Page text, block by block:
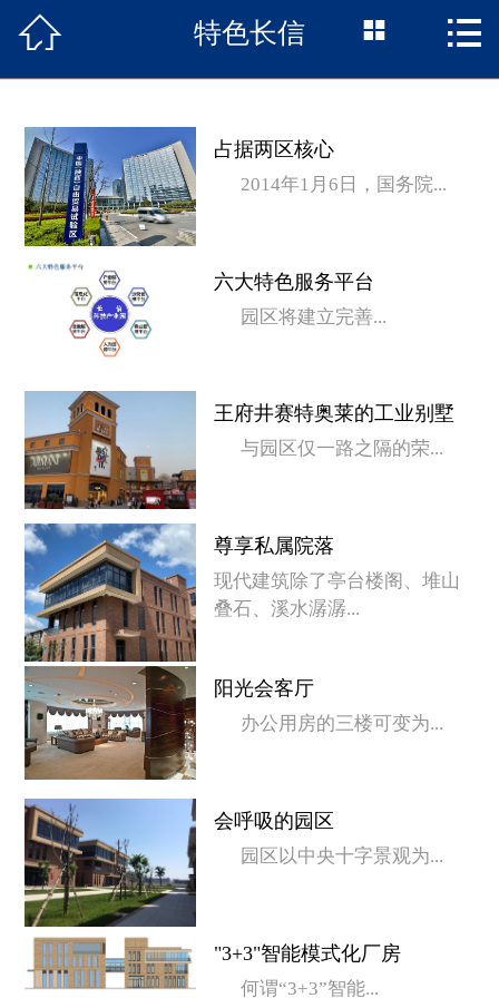
首页
项目概况
长信动态
户型展示
特色长信
园区企业
 特色长信  
占据两区核心
2014年1月6日，国务院...
六大特色服务平台
园区将建立完善...
王府井赛特奥莱的工业别墅
与园区仅一路之隔的荣...
尊享私属院落
现代建筑除了亭台楼阁、堆山
叠石、溪水潺潺...
阳光会客厅
办公用房的三楼可变为...
会呼吸的园区
园区以中央十字景观为...
"3+3"智能模式化厂房
何谓“3+3”智能...